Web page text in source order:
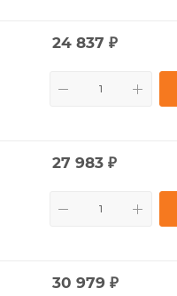
24 837 ₽
27 983 ₽
30 979 ₽